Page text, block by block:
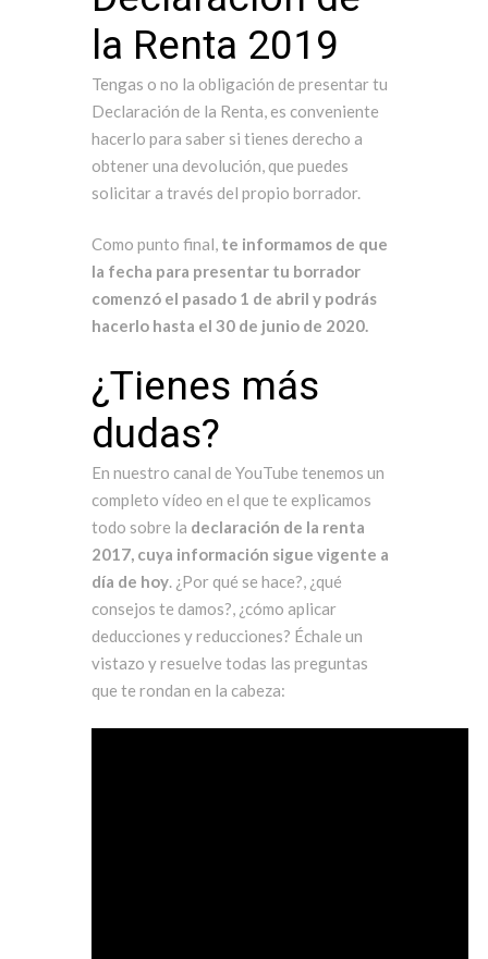
la Renta 2019
Tengas o no la obligación de presentar tu
Declaración de la Renta, es conveniente
hacerlo para saber si tienes derecho a
obtener una devolución, que puedes
solicitar a través del propio borrador.
Como punto final, te informamos de que
la fecha para presentar tu borrador
comenzó el pasado 1 de abril y podrás
hacerlo hasta el 30 de junio de 2020.
¿Tienes más
dudas?
En nuestro canal de YouTube tenemos un
completo vídeo en el que te explicamos
todo sobre la declaración de la renta
2017, cuya información sigue vigente a
día de hoy. ¿Por qué se hace?, ¿qué
consejos te damos?, ¿cómo aplicar
deducciones y reducciones? Échale un
vistazo y resuelve todas las preguntas
que te rondan en la cabeza: